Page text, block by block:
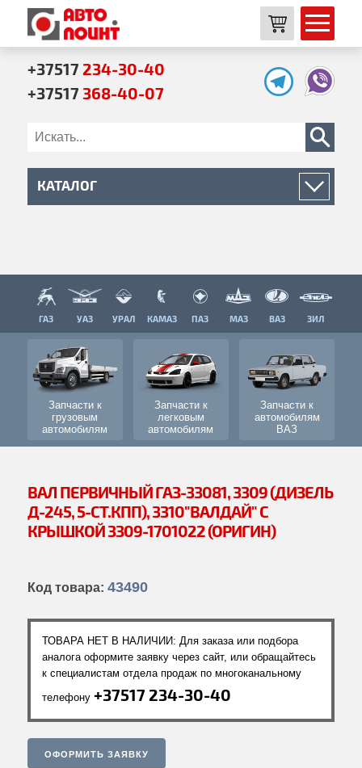
+37517 234-30-40
+37517 368-40-07
КАТАЛОГ
Карданная передача
Передний мост
Задний мост
Ходовая часть
Кузов
Навеска
ГАЗ УАЗ УРАЛ КАМАЗ ПАЗ МАЗ ВАЗ ЗИЛ
Запчасти к
грузовым
автомобилям
Запчасти к
легковым
автомобилям
Запчасти к
автомобилям
ВАЗ
ВАЛ ПЕРВИЧНЫЙ ГАЗ-33081, 3309 (ДИЗЕЛЬ
Д-245, 5-СТ.КПП), 3310"ВАЛДАЙ" С
КРЫШКОЙ 3309-1701022 (ОРИГИН)
Код товара: 43490
ТОВАРА НЕТ В НАЛИЧИИ: Для заказа или подбора
аналога оформите заявку через сайт, или обращайтесь
к специалистам отдела продаж по многоканальному
телефону +37517 234-30-40
ОФОРМИТЬ ЗАЯВКУ